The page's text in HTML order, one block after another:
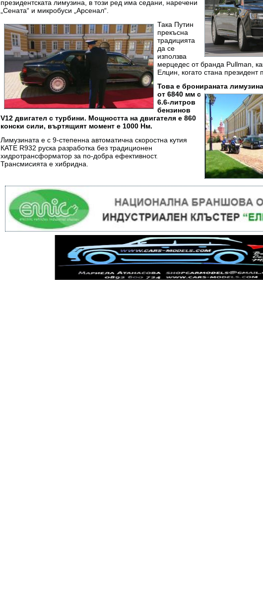
президентската лимузина, в този ред има седани, наречени
„Сената“ и микробуси „Арсенал“.
Така Путин
прекъсна
традицията
да се
използва
мерцедес от бранда Pullman,
Елцин, когато стана президент
Това е бронираната лимузина
от 6840 мм с
6.6-литров
бензинов
V12 двигател с турбини. Мощността на двигателя е 860
конски сили, въртящият момент е 1000 Нм.
Лимузината е с 9-степенна автоматична скоростна кутия
КАТЕ R932 руска разработка без традиционен
хидротрансформатор за по-добра ефективност.
Трансмисията е хибридна.